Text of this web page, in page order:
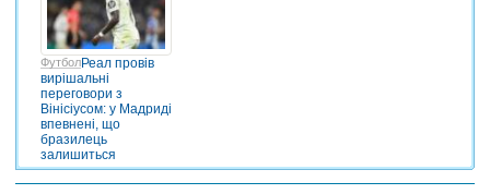
ФутболРеал провів
вирішальні
переговори з
Вінісіусом: у Мадриді
впевнені, що
бразилець
залишиться